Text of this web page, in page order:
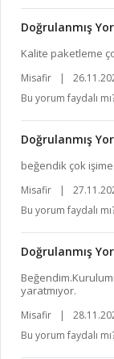
Doğrulanmış
Kalite paketleme
Misafir |
Bu yorum faydalı
Doğrulanmış
beğendik çok
Misafir |
Bu yorum faydalı
Doğrulanmış
yaratmıyor.
Misafir |
Bu yorum faydalı